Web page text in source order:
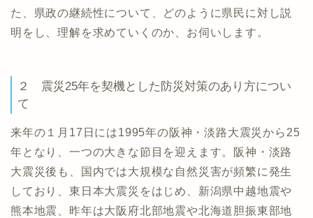
た、県政の継続性について、どのように県民に対し説
明をし、理解を求めていくのか、お伺いします。
２ 震災25年を契機とした防災対策のあり方につい
て
来年の１月17日には1995年の阪神・淡路大震災から25
年となり、一つの大きな節目を迎えます。阪神・淡路
大震災後も、国内では大規模な自然災害が頻繁に発生
しており、東日本大震災をはじめ、新潟県中越地震や
熊本地震、昨年は大阪府北部地震や北海道胆振東部地